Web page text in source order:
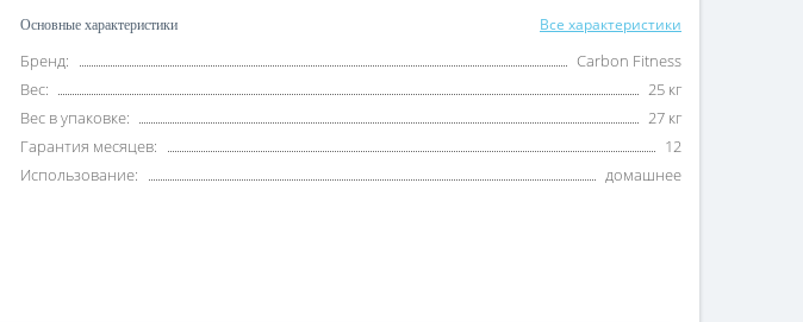
Основные характеристики Все характеристики
Бренд:
Carbon Fitness
Вес:
25 кг
Вес в упаковке:
27 кг
Гарантия месяцев:
12
Использование:
домашнее